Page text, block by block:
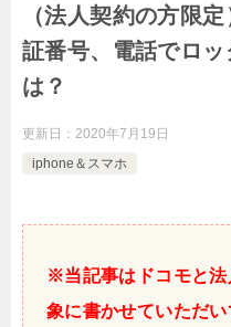
（法人契約の方限
証番号、電話でロ
は？
更新日： 2020年7月19日
iphone＆スマホ
※当記事はドコモと
象に書かせていただ